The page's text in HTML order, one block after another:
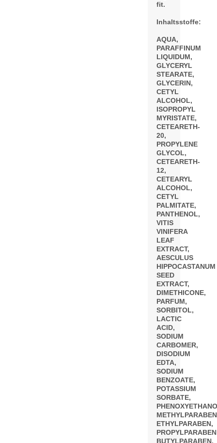
fit.
Inhaltsstoffe:
AQUA,
PARAFFINUM
LIQUIDUM,
GLYCERYL
STEARATE,
GLYCERIN,
CETYL
ALCOHOL,
ISOPROPYL
MYRISTATE,
CETEARETH-
20,
PROPYLENE
GLYCOL,
CETEARETH-
12,
CETEARYL
ALCOHOL,
CETYL
PALMITATE,
PANTHENOL,
VITIS
VINIFERA
LEAF
EXTRACT,
AESCULUS
HIPPOCASTANUM
SEED
EXTRACT,
DIMETHICONE,
PARFUM,
SORBITOL,
LACTIC
ACID,
SODIUM
CARBOMER,
DISODIUM
EDTA,
SODIUM
BENZOATE,
POTASSIUM
SORBATE,
ETHYLPARABEN,
BUTYLPARABEN,